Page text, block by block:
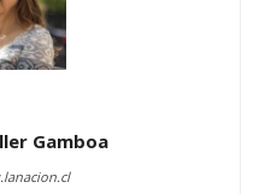
Gamboa